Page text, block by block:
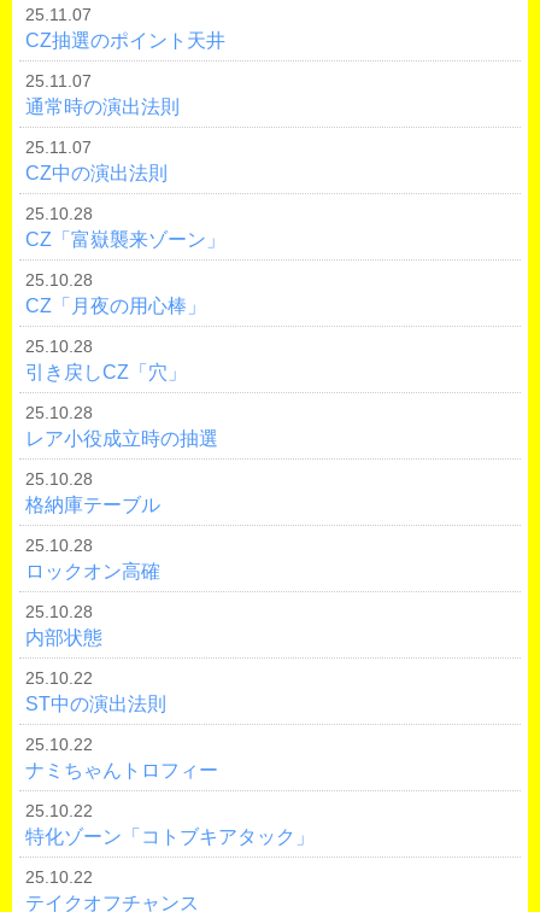
25.11.07
CZ抽選のポイント天井
25.11.07
通常時の演出法則
25.11.07
CZ中の演出法則
25.10.28
CZ「富嶽襲来ゾーン」
25.10.28
CZ「月夜の用心棒」
25.10.28
引き戻しCZ「穴」
25.10.28
レア小役成立時の抽選
25.10.28
格納庫テーブル
25.10.28
ロックオン高確
25.10.28
内部状態
25.10.22
ST中の演出法則
25.10.22
ナミちゃんトロフィー
25.10.22
特化ゾーン「コトブキアタック」
25.10.22
テイクオフチャンス